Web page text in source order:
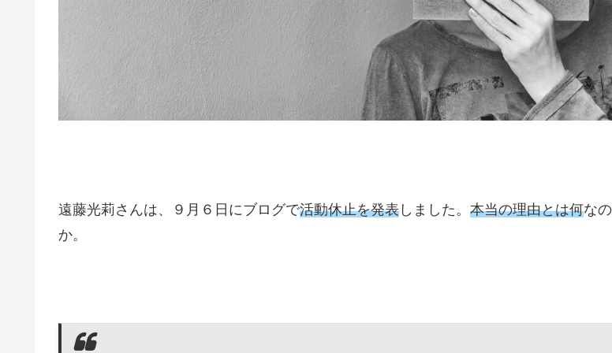
遠藤光莉さんは、９月６日にブログで活動休止を発表 しました。 本当の理由とは何な
か。